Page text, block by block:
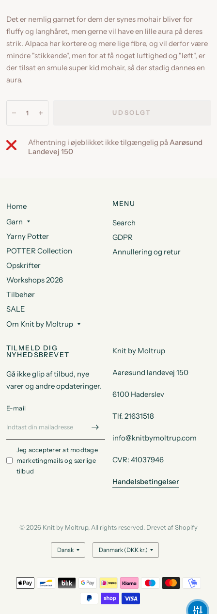
Det er nemlig garnet for dem der synes mohair bliver for
fluffy og langhåret, men gerne vil have en lille aura på deres
strik. Alpaca har kortere og mere lige fibre, og vil derfor være
mindre "stikkende", men for at få noget luftighed og "løft", er
der tilsat en smule super kid mohair, så der stadig dannes en
aura.
UDSOLGT
Afhentning i øjeblikket ikke tilgængelig på Aarøsund
Landevej 150
Home
Garn
Yarny Potter
POTTER Collection
Opskrifter
Workshops 2026
Tilbehør
SALE
Om Knit by Moltrup
MENU
Search
GDPR
Annullering og retur
TILMELD DIG
NYHEDSBREVET
Gå ikke glip af tilbud, nye
varer og andre opdateringer.
E-mail
Jeg accepterer at modtage
marketingmails og særlige
tilbud
Knit by Moltrup
Aarøsund landevej 150
6100 Haderslev
Tlf. 21631518
info@knitbymoltrup.com
CVR: 41037946
Handelsbetingelser
© 2026 Knit by Moltrup, All rights reserved. Drevet af Shopify
Opdater land/områdeOpdater land/område